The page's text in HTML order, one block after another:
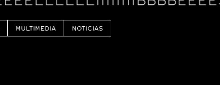
MULTIMEDIA NOTICIAS